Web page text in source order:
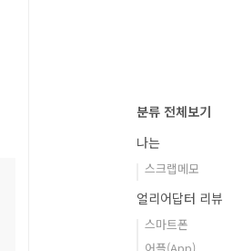
분류 전체보기
나는
스크랩메모
얼리어답터 리뷰
스마트폰